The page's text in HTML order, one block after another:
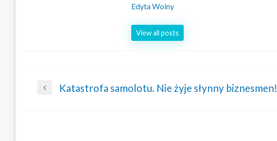
Edyta Wolny
View all posts
Nawigacja
Previous
Katastrofa samolotu. Nie żyje słynny biznesmen!